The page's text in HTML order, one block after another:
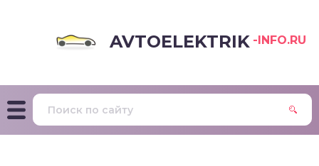
AVTOELEKTRIK -INFO.RU